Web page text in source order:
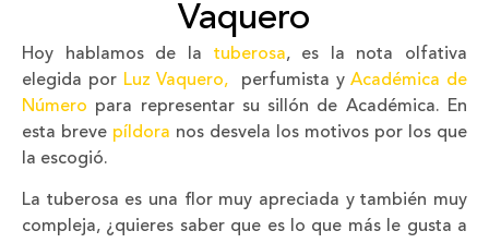
Vaquero
Hoy hablamos de la tuberosa, es la nota olfativa
elegida por Luz Vaquero, perfumista yAcadémica de
Número para representar su sillón de Académica. En
esta breve píldora nos desvela los motivos por los que
la escogió.
La tuberosa es una flor muy apreciada y también muy
compleja, ¿quieres saber que es lo que más le gusta a